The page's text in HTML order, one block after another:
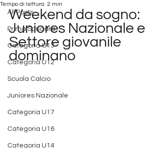
All Posts
Prima Squadra
Categoria U13
Categoria U12
Scuola Calcio
Juniores Nazionale
Categoria U17
Categoria U16
Categoria U14
Tempo di lettura: 2 min
Weekend da sogno:
Juniores Nazionale e
Settore giovanile
dominano